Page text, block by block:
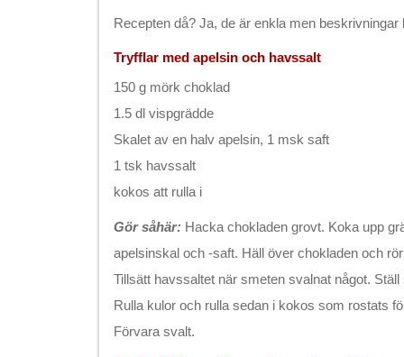
Recepten då? Ja, de är enkla men
Tryfflar med apelsin och havssalt
150 g mörk choklad
1.5 dl vispgrädde
Skalet av en halv apelsin, 1 msk saft
1 tsk havssalt
kokos att rulla i
Gör såhär: Hacka chokladen grovt. Koka upp
apelsinskal och -saft. Häll över chokladen och
Tillsätt havssaltet när smeten svalnat något.
Rulla kulor och rulla sedan i kokos som rostats
Förvara svalt.